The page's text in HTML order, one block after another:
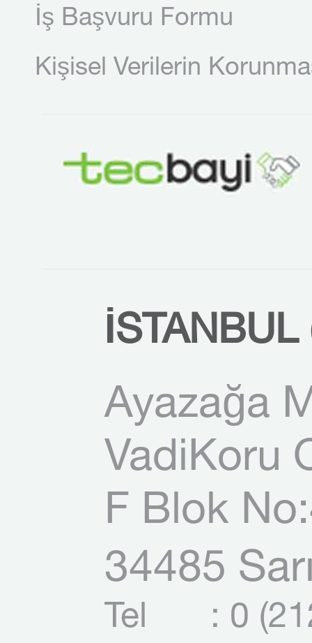
İş Başvuru Formu
Kişisel Verilerin
İSTANBUL
Ayazağa
VadiKoru
F Blok
34485
Tel
: 0